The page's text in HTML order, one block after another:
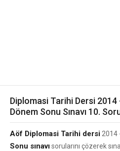
Diplomasi Tarihi Dersi 2014
Dönem Sonu Sınavı 10.
Aöf Diplomasi Tarihi dersi 2014
Sonu sınavısorularını çözerek